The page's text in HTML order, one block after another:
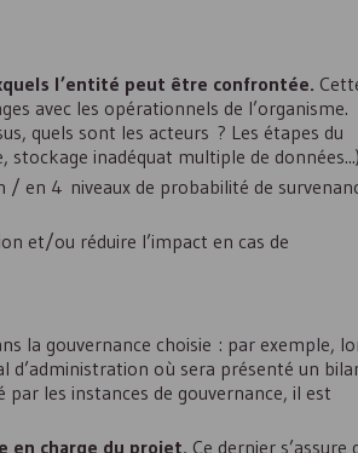
l’entité peut être confrontée.
avec les opérationnels de l’organisme.
quels sont les acteurs ? Les étapes du
stockage inadéquat multiple de
en 4 niveaux de probabilité de
et/ou réduire l’impact en cas de
la gouvernance choisie : par exemple,
d’administration où sera présenté un
par les instances de gouvernance, il est
en charge du projet. Ce dernier s’assure